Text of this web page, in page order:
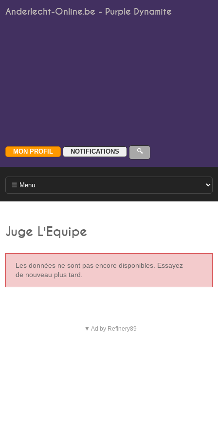
Anderlecht-Online.be - Purple Dynamite
Juge L'Equipe
Les données ne sont pas encore disponibles. Essayez
de nouveau plus tard.
▼ Ad by Refinery89